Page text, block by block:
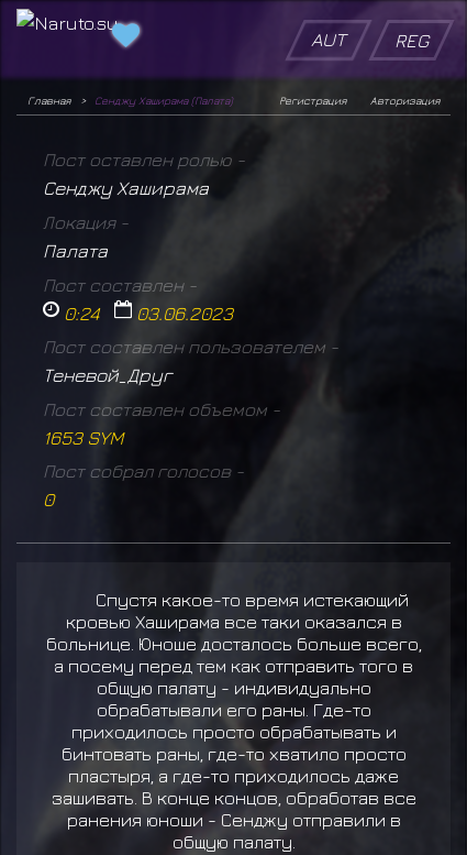
AUT REG
Главная Сенджу Хаширама (Палата) Авторизация
Регистрация
Пост оставлен ролью -
Сенджу Хаширама
Локация -
Палата
Пост составлен -
0:24 03.06.2023
Пост составлен пользователем -
Теневой_Друг
Пост составлен объемом -
1653 SYM
Пост собрал голосов -
0
Спустя какое-то время истекающий
кровью Хаширама все таки оказался в
больнице. Юноше досталось больше всего,
а посему перед тем как отправить того в
общую палату - индивидуально
обрабатывали его раны. Где-то
приходилось просто обрабатывать и
бинтовать раны, где-то хватило просто
пластыря, а где-то приходилось даже
зашивать. В конце концов, обработав все
ранения юноши - Сенджу отправили в
общую палату.